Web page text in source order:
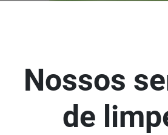
Nossos
de